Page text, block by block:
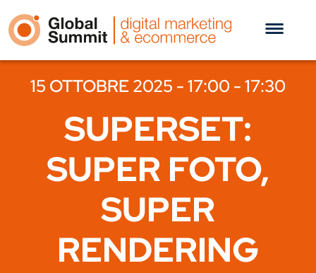
15 OTTOBRE 2025 - 17:00 - 17:30
SUPERSET:
SUPER FOTO,
SUPER
RENDERING